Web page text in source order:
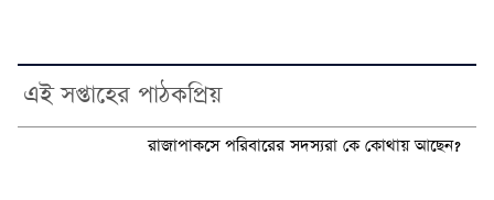
এই সপ্তাহের পাঠকপ্রিয়
রাজাপাকসে পরিবারের সদস্যরা কে কোথায় আছেন?